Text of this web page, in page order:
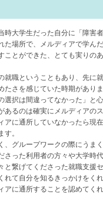
時大学生だった自分に「障害
た場所で、メルディアで学ん
ことができた、とても実りの
就職ということもあり、先に
たさを感じていた時期があり
選択は間違ってなかった」と
あるのは確実にメルディアの
アに通所していなかったら現
す。
、グループワークの際にうま
さった利用者の方々や大学時
と繋げてくださった就職支援
れて自分を知るきっかけをくれ
アに通所することを認めてく